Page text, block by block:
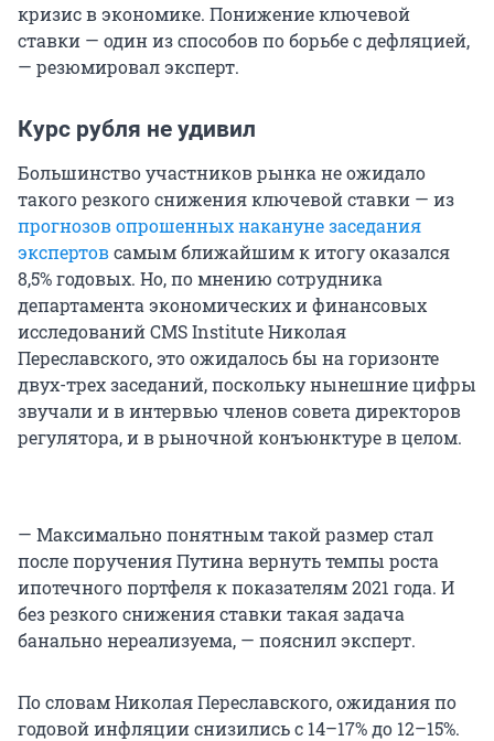
кризис в экономике. Понижение ключевой
ставки — один из способов по борьбе с дефляцией,
— резюмировал эксперт.
Курс рубля не удивил
Большинство участников рынка не ожидало
такого резкого снижения ключевой ставки — из
прогнозов опрошенных накануне заседания
экспертовсамым ближайшим к итогу оказался
8,5% годовых. Но, по мнению сотрудника
департамента экономических и финансовых
исследований CMS Institute Николая
Переславского, это ожидалось бы на горизонте
двух-трех заседаний, поскольку нынешние цифры
звучали и в интервью членов совета директоров
регулятора, и в рыночной конъюнктуре в целом.
— Максимально понятным такой размер стал
после поручения Путина вернуть темпы роста
ипотечного портфеля к показателям 2021 года. И
без резкого снижения ставки такая задача
банально нереализуема, — пояснил эксперт.
По словам Николая Переславского, ожидания по
годовой инфляции снизились с 14–17% до 12–15%.